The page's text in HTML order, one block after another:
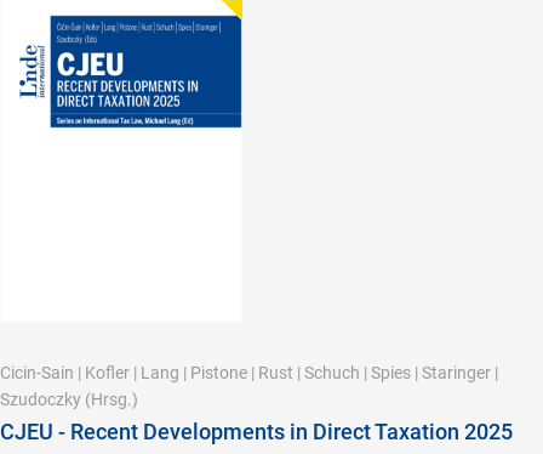
Cicin-Sain | Kofler | Lang | Pistone | Rust | Schuch | Spies | Staringer |
Szudoczky (Hrsg.)
CJEU - Recent Developments in Direct Taxation 2025